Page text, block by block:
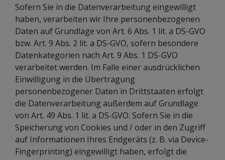
Sofern Sie in die Datenverarbeitung eingewilligt
haben, verarbeiten wir Ihre personenbezogenen
Daten auf Grundlage von Art. 6 Abs. 1 lit. a DS-GVO
bzw. Art. 9 Abs. 2 lit. a DS-GVO, sofern besondere
Datenkategorien nach Art. 9 Abs. 1 DS-GVO
verarbeitet werden. Im Falle einer ausdrücklichen
Einwilligung in die Übertragung
personenbezogener Daten in Drittstaaten erfolgt
die Datenverarbeitung außerdem auf Grundlage
von Art. 49 Abs. 1 lit. a DS-GVO. Sofern Sie in die
Speicherung von Cookies und / oder in den Zugriff
auf Informationen Ihres Endgeräts (z. B. via Device-
Fingerprinting) eingewilligt haben, erfolgt die